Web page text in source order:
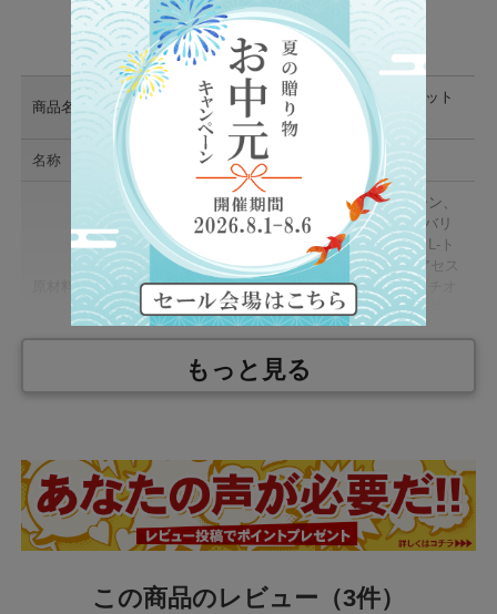
商品概要
商品名
ビーレジェンド EAA ときめきマスカット
風味
名称 粉末清涼飲料
原材料名
デキストリン（国内製造）／L-ロイシン、
L-リシン塩酸塩、L-イソロイシン、L-バリ
ン、クエン酸、L-フェニルアラニン、L-ト
レオニン、甘味料（スクラロース、アセス
ルファムカリウム、ステビア）、L-メチオ
ニン、シクロデキストリン、L-ヒスチジ
ン、L-トリプトファン、香料、乳化剤、着
乳成分・大豆を含む）
栄養成分表示 1食（10g）あたり
エネルギー 38.2kcal
5.2g
もっと見る
この商品のレビュー （3件）